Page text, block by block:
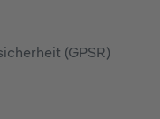
(GPSR)